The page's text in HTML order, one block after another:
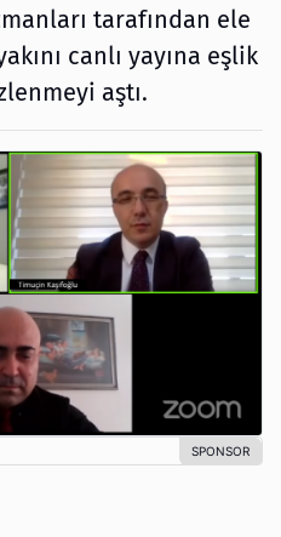
tarafından ele
canlı yayına eşlik
aştı.